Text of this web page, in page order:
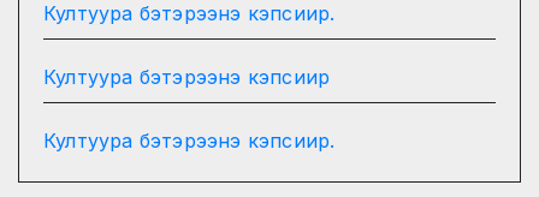
Култуура бэтэрээнэ кэпсиир.
Култуура бэтэрээнэ кэпсиир
Култуура бэтэрээнэ кэпсиир.